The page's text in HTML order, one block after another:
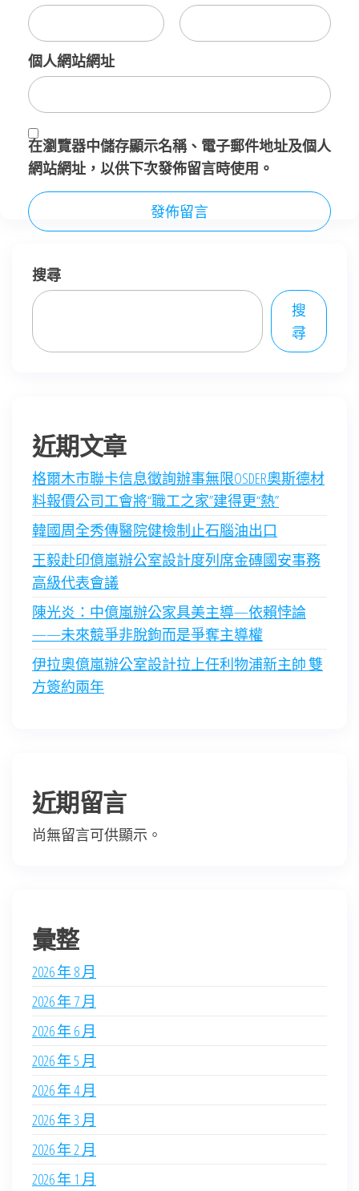
個人網站網址
在瀏覽器中儲存顯示名稱、電子郵件地址及個人
網站網址，以供下次發佈留言時使用。
搜尋
搜
尋
近期文章
格爾木市聯卡信息徵詢辦事無限OSDER奧斯德材
料報價公司工會將“職工之家”建得更“熱”
韓國周全秀傳醫院健檢制止石腦油出口
王毅赴印億嵐辦公室設計度列席金磚國安事務
高級代表會議
陳光炎：中億嵐辦公家具美主導—依賴悖論
——未來競爭非脫鉤而是爭奪主導權
伊拉奧億嵐辦公室設計拉上任利物浦新主帥 雙
方簽約兩年
近期留言
尚無留言可供顯示。
彙整
2026 年 8 月
2026 年 7 月
2026 年 6 月
2026 年 5 月
2026 年 4 月
2026 年 3 月
2026 年 2 月
2026 年 1 月